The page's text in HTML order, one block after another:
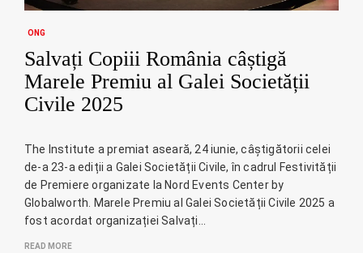
ONG
Salvați Copiii România câștigă
Marele Premiu al Galei Societății
Civile 2025
The Institute a premiat aseară, 24 iunie, câștigătorii celei
de-a 23-a ediții a Galei Societății Civile, în cadrul Festivității
de Premiere organizate la Nord Events Center by
Globalworth. Marele Premiu al Galei Societății Civile 2025 a
fost acordat organizației Salvați…
READ MORE